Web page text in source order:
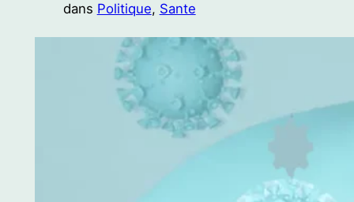
dans Politique, Sante